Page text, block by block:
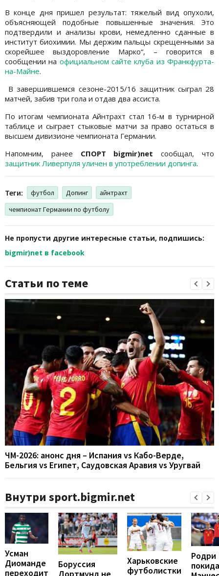
В конце дня пришел результат: тяжелый вид опухоли,
объясняющей подобные повышенные значения. Это
подтвердили и анализы крови, немедленно сданные в
институт биохимии. Мы держим пальцы скрещенными за
скорейшее выздоровление Марко“, – говорится в
сообщении на официальном сайте клуба из Франкфурта-
на-Майне.
В завершившемся сезоне-2015/16 защитник сыграл 28
матчей, забив три гола и отдав два ассиста.
По итогам чемпионата Айнтрахт стал 16-м в турнирной
таблице и сыграет стыковые матчи за право остаться в
высшем дивизионе чемпионата Германии.
Напомним, ранее СПОРТ bigmir)net сообщал, что
защитник Ливерпуля уличен в употреблении допинга.
Теги: футбол Допинг
айнтрахт
чемпионат Германии по футболу
Не пропусти другие интересные статьи, подпишись:
bigmir)net в facebook
Статьи по теме
ЧМ-2026: анонс дня – Испания vs Кабо-Верде,
Бельгия vs Египет, Саудовская Аравия vs Уругвай
Внутри sport.bigmir.net
Усман
Диоманде
переходит
Боруссия
Харьковские
футболистки
Родри